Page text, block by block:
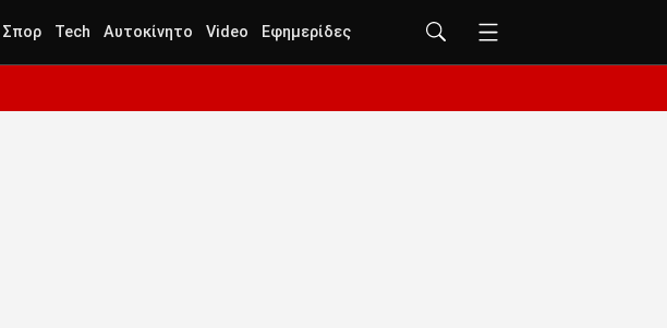
Σπορ Tech Αυτοκίνητο Video Εφημερίδες